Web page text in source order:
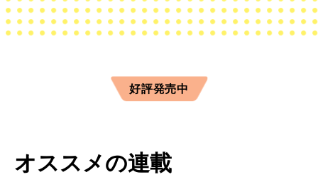
好評発売中
オススメの連載